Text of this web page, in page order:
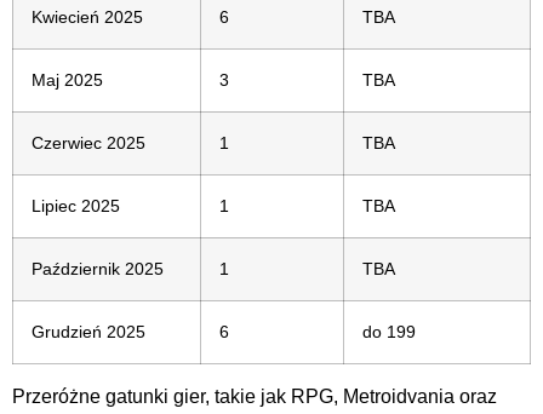
Kwiecień 2025 6 TBA
Maj 2025 3 TBA
Czerwiec 2025 1 TBA
Lipiec 2025 1 TBA
Październik 2025 1 TBA
Grudzień 2025 6 do 199
Przeróżne gatunki gier, takie jak RPG, Metroidvania oraz